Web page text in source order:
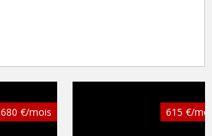
680 €/mois 615 €/